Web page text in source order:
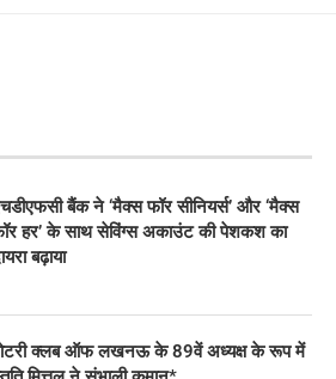
बैंक ने ‘मैक्स फॉर सीनियर्स’ और ‘मैक्स
हर’ के साथ सेविंग्स अकाउंट की पेशकश का
बढ़ाया
क्लब ऑफ लखनऊ के 89वें अध्यक्ष के रूप में